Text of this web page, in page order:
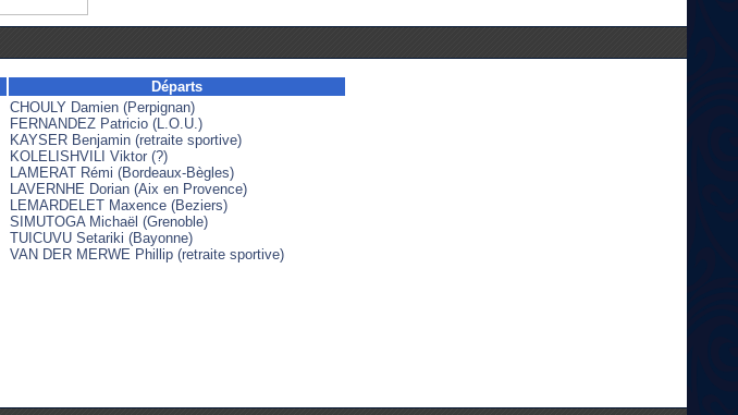
Départs
CHOULY Damien (Perpignan)
FERNANDEZ Patricio (L.O.U.)
KAYSER Benjamin (retraite sportive)
KOLELISHVILI Viktor (?)
LAMERAT Rémi (Bordeaux-Bègles)
LAVERNHE Dorian (Aix en Provence)
LEMARDELET Maxence (Beziers)
SIMUTOGA Michaël (Grenoble)
TUICUVU Setariki (Bayonne)
VAN DER MERWE Phillip (retraite sportive)